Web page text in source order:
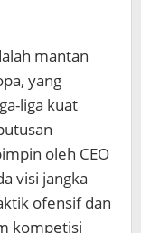
mantan
yang
liga kuat
oleh CEO
visi jangka
ofensif dan
kompetisi